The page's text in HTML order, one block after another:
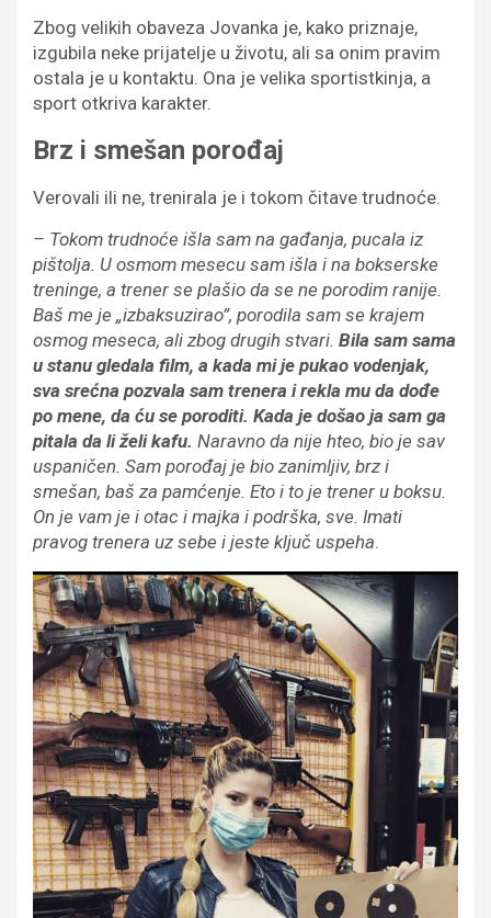
Zbog velikih obaveza Jovanka je, kako priznaje,
izgubila neke prijatelje u životu, ali sa onim pravim
ostala je u kontaktu. Ona je velika sportistkinja, a
sport otkriva karakter.
Brz i smešan porođaj
Verovali ili ne, trenirala je i tokom čitave trudnoće.
– Tokom trudnoće išla sam na gađanja, pucala iz
pištolja. U osmom mesecu sam išla i na bokserske
treninge, a trener se plašio da se ne porodim ranije.
Baš me je „izbaksuzirao”, porodila sam se krajem
osmog meseca, ali zbog drugih stvari. Bila sam sama
u stanu gledala film, a kada mi je pukao vodenjak,
sva srećna pozvala sam trenera i rekla mu da dođe
po mene, da ću se poroditi. Kada je došao ja sam ga
pitala da liželikafu. Naravno da nije hteo, bio je sav
uspaničen. Sam porođaj je bio zanimljiv, brz i
smešan, baš za pamćenje. Eto i to je trener u boksu.
On je vam je i otac i majka i podrška, sve. Imati
pravog trenera uz sebe i jeste ključ uspeha.